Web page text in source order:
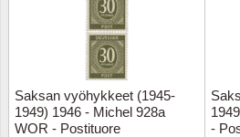
Saksan vyöhykkeet (1945-
1949) 1946 - Michel 928a
WOR - Postituore
-